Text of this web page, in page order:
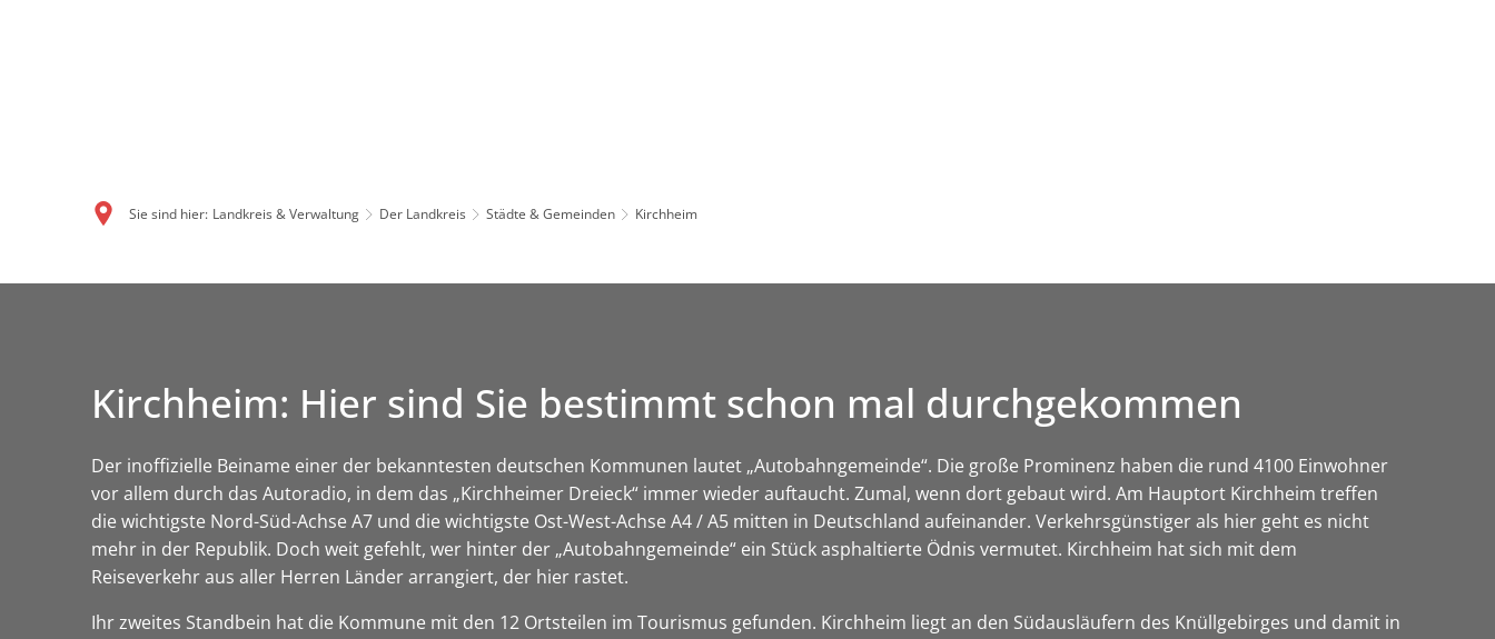
Sie sind hier: Landkreis & Verwaltung Der Landkreis Städte & Gemeinden Kirchheim
Kirchheim: Hier sind Sie bestimmt schon mal durchgekommen
Der inoffizielle Beiname einer der bekanntesten deutschen Kommunen lautet „Autobahngemeinde“. Die große Prominenz haben die rund 4100 Einwohner
vor allem durch das Autoradio, in dem das „Kirchheimer Dreieck“ immer wieder auftaucht. Zumal, wenn dort gebaut wird. Am Hauptort Kirchheim treffen
die wichtigste Nord-Süd-Achse A7 und die wichtigste Ost-West-Achse A4 / A5 mitten in Deutschland aufeinander. Verkehrsgünstiger als hier geht es nicht
mehr in der Republik. Doch weit gefehlt, wer hinter der „Autobahngemeinde“ ein Stück asphaltierte Ödnis vermutet. Kirchheim hat sich mit dem
Reiseverkehr aus aller Herren Länder arrangiert, der hier rastet.
Ihr zweites Standbein hat die Kommune mit den 12 Ortsteilen im Tourismus gefunden. Kirchheim liegt an den Südausläufern des Knüllgebirges und damit in